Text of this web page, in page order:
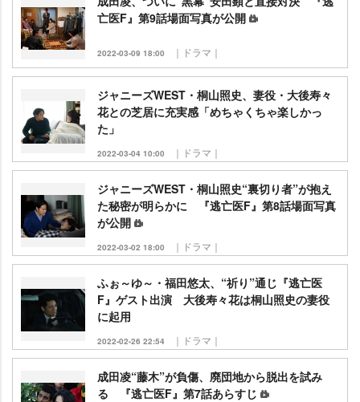
亡医F』第9話場面写真が公開
2022-03-09 18:00 ｜ドラマ｜
ジャニーズWEST・桐山照史、妻役・大後寿々
花との芝居に充実感「めちゃくちゃ楽しかっ
た」
2022-03-04 10:00 ｜ドラマ｜
ジャニーズWEST・桐山照史“裏切り者”が抱え
た秘密が明らかに 『逃亡医F』第8話場面写真
が公開
2022-03-02 18:00 ｜ドラマ｜
ふぉ～ゆ～・福田悠太、“祈り”通じ『逃亡医
F』ゲスト出演 大後寿々花は桐山照史の妻役
に起用
2022-02-26 22:54 ｜ドラマ｜
成田凌“藤木”が負傷、廃団地から脱出を試み
る 『逃亡医F』第7話あらすじ